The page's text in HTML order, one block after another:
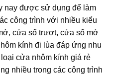
nay được sử dụng để làm
công trình với nhiều kiểu
cửa sổ trượt, cửa sổ mở
kính đi lùa đáp ứng nhu
cửa nhôm kính giá rẻ
nhiều trong các công trình